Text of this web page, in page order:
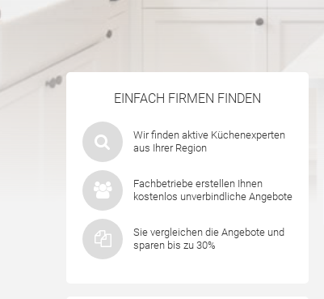
EINFACH FIRMEN FINDEN
Wir finden aktive Küchenexperten
aus Ihrer Region
Fachbetriebe erstellen Ihnen
kostenlos unverbindliche Angebote
Sie vergleichen die Angebote und
sparen bis zu 30%